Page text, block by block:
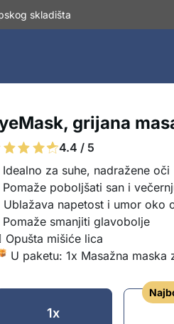
skladišta
grijana
4.4 / 5
Idealno za suhe, nadražene oči
Pomaže poboljšati san i
Ublažava napetost i umor oko
Pomaže smanjiti glavobolje
Opušta mišiće lica
U paketu: 1x Masažna maska
1x